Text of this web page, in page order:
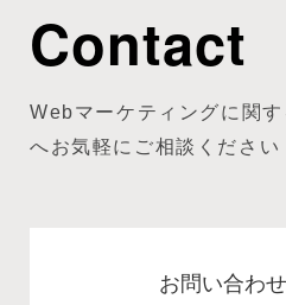
Contact
Webマーケティングに関
へお気軽にご相談ください
お問い合わ